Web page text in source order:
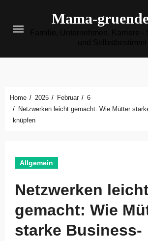
springen
Mama-
Home 2025 Februar
6
Netzwerken leicht gemacht: Wie Mütter
knüpfen
Allgemein
Netzwerken
gemacht: Wie
starke Business-